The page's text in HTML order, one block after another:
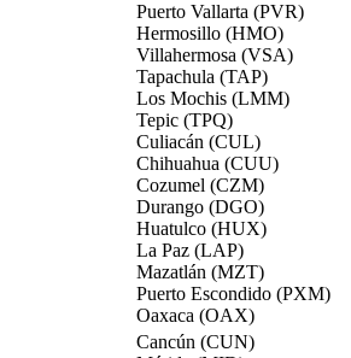
Puerto Vallarta (PVR)
Hermosillo (HMO)
Villahermosa (VSA)
Tapachula (TAP)
Los Mochis (LMM)
Tepic (TPQ)
Culiacán (CUL)
Chihuahua (CUU)
Cozumel (CZM)
Durango (DGO)
Huatulco (HUX)
La Paz (LAP)
Mazatlán (MZT)
Puerto Escondido (PXM)
Oaxaca (OAX)
Cancún (CUN)